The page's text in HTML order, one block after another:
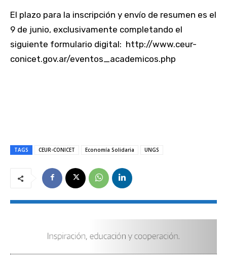
El plazo para la inscripción y envío de resumen es el
9 de junio, exclusivamente completando el
siguiente formulario digital: http://www.ceur-
conicet.gov.ar/eventos_academicos.php
TAGS CEUR-CONICET Economía Solidaria UNGS